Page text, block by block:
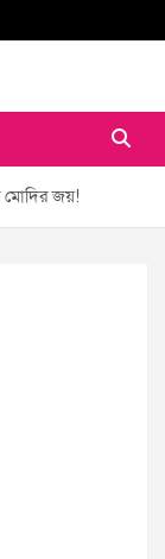
মোদির জয়!